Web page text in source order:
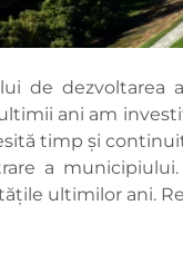
de dezvoltarea
ani am
timp şi
a
ultimilor ani.